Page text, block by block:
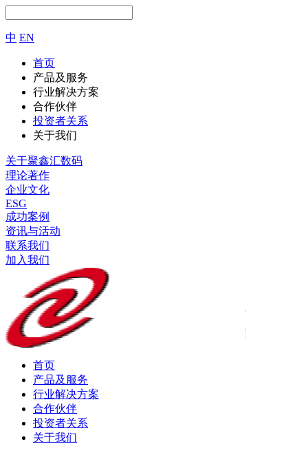
中 EN
首页
产品及服务
行业解决方案
合作伙伴
投资者关系
关于我们
关于聚鑫汇数码
理论著作
企业文化
ESG
成功案例
资讯与活动
联系我们
加入我们
首页
产品及服务
行业解决方案
合作伙伴
投资者关系
关于我们